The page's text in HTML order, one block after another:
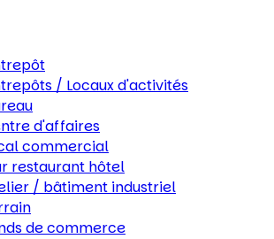
/ Locaux d'activités
d'affaires
commercial
restaurant hôtel
/ bâtiment industriel
de commerce